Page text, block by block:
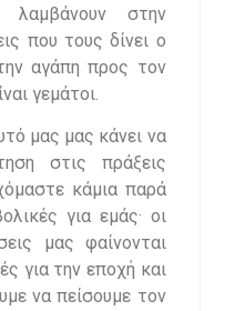
στην
που τους δίνει ο
αγάπη προς τον
γεμάτοι.
μας μας κάνει να
στις πράξεις
κάμια παρά
για εμάς· οι
μας φαίνονται
για την εποχή και
να πείσουμε τον